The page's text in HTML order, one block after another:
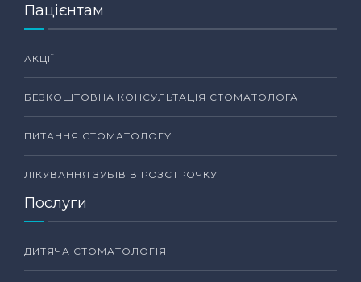
Пацієнтам
АКЦІЇ
БЕЗКОШТОВНА КОНСУЛЬТАЦІЯ СТОМАТОЛОГА
ПИТАННЯ СТОМАТОЛОГУ
ЛІКУВАННЯ ЗУБІВ В РОЗСТРОЧКУ
Послуги
ДИТЯЧА СТОМАТОЛОГІЯ